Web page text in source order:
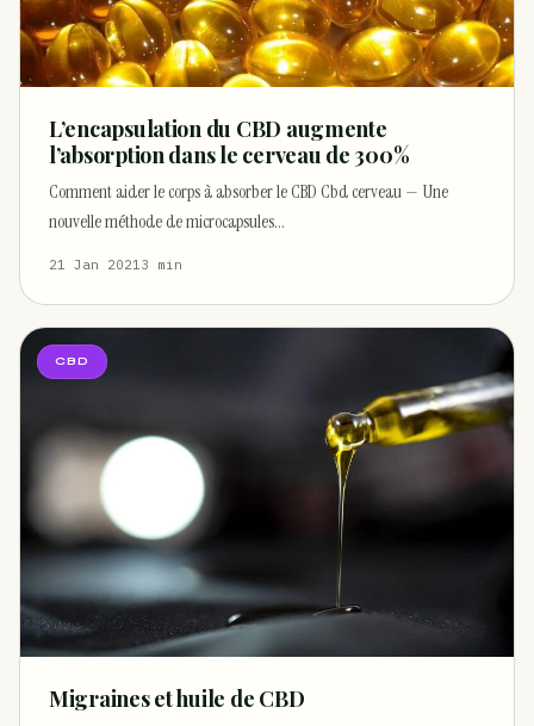
L’encapsulation du CBD augmente
l’absorption dans le cerveau de 300%
Comment aider le corps à absorber le CBD Cbd cerveau — Une
nouvelle méthode de microcapsules…
21 Jan 20213 min
CBD
Migraines et huile de CBD